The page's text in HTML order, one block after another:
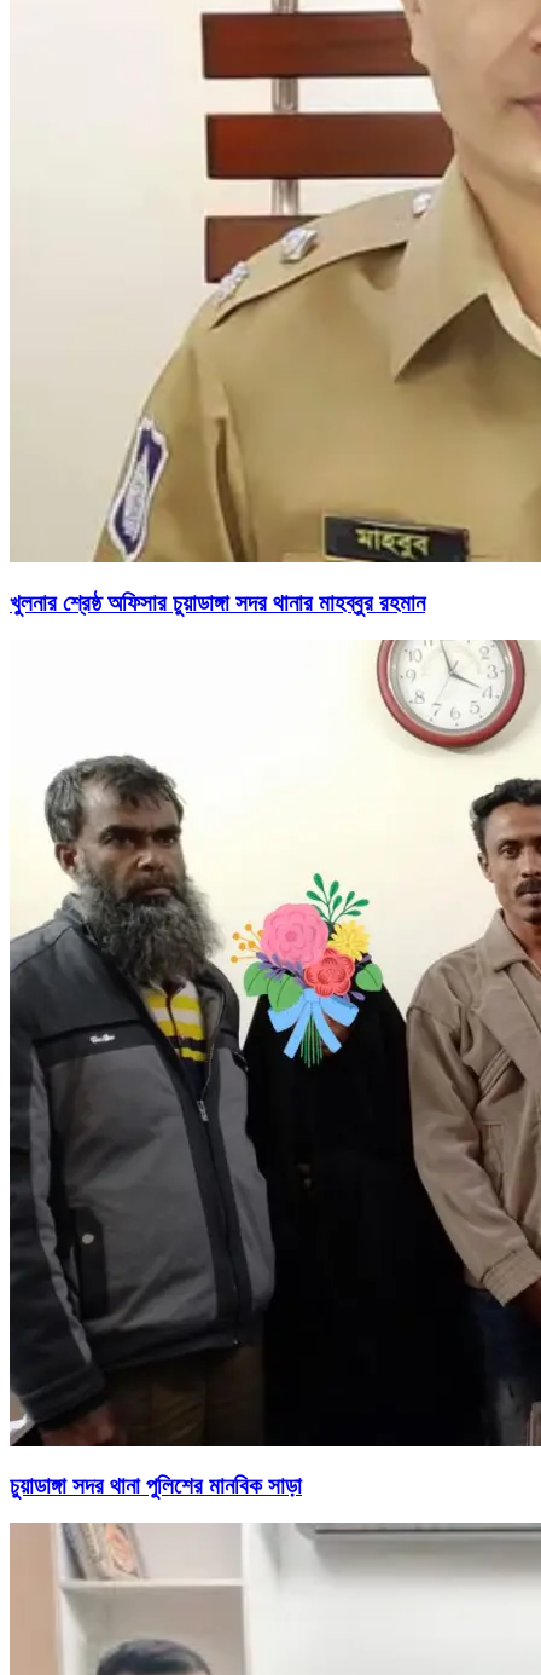
খুলনার শ্রেষ্ঠ অফিসার চুয়াডাঙ্গা সদর থানার মাহব্বুর রহমান
চুয়াডাঙ্গা সদর থানা পুলিশের মানবিক সাড়া